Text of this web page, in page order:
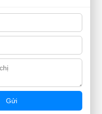
Minh Khai, Quận 3, TPHCM
Gửi